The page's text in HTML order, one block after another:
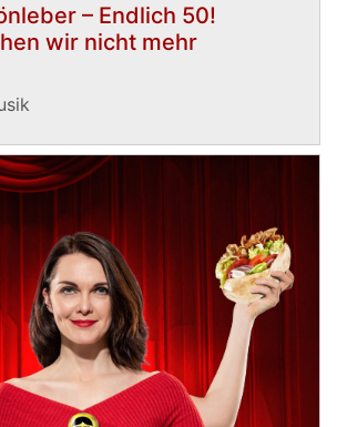
– Endlich 50!
wir nicht mehr